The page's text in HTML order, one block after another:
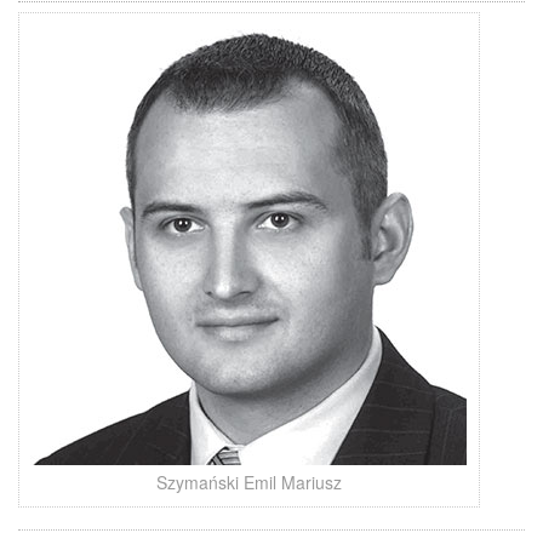
Szymański Emil Mariusz